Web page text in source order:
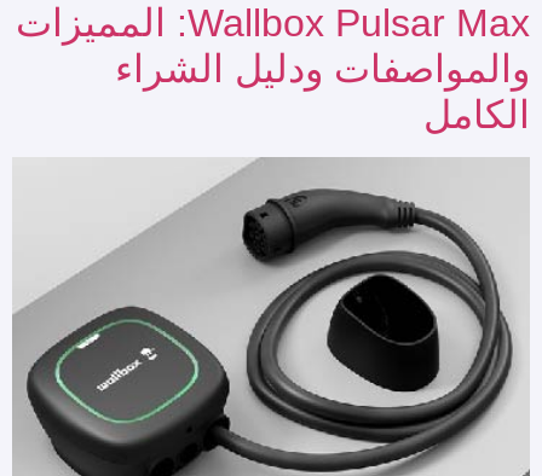
Wallbox Pulsar Max: المميزات
والمواصفات ودليل الشراء
الكامل